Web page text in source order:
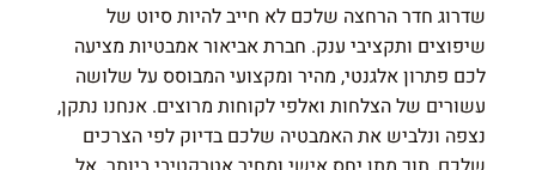
שדרוג חדר הרחצה שלכם לא חייב להיות סיוט של
שיפוצים ותקציבי ענק. חברת אביאור אמבטיות מציעה
לכם פתרון אלגנטי, מהיר ומקצועי המבוסס על שלושה
עשורים של הצלחות ואלפי לקוחות מרוצים. אנחנו נתקן,
נצפה ונלביש את האמבטיה שלכם בדיוק לפי הצרכים